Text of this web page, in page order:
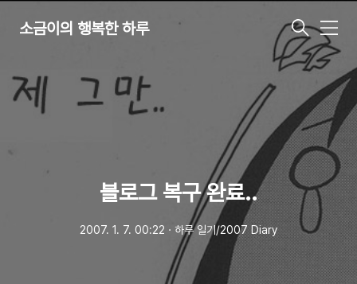
소금이의 행복한 하루
메
뉴
블로그 복구 완료..
2007. 1. 7. 00:22 ㆍ 하루 일기/2007 Diary